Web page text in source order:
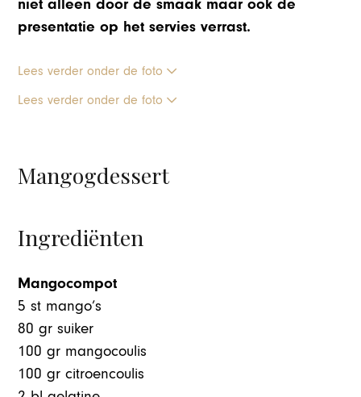
niet alleen door de smaak maar ook de
presentatie op het servies verrast.
Lees verder onder de foto
Lees verder onder de foto
Mangogdessert
Ingrediënten
Mangocompot
5 st mango’s
80 gr suiker
100 gr mangocoulis
100 gr citroencoulis